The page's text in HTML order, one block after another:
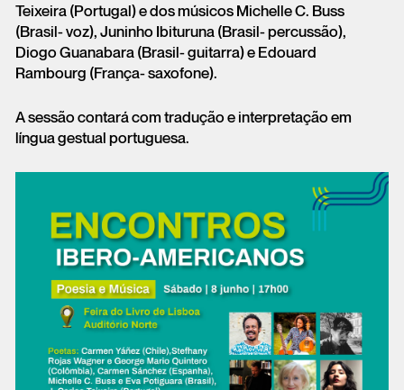
Teixeira (Portugal) e dos músicos Michelle C. Buss
(Brasil- voz), Juninho Ibituruna (Brasil- percussão),
Diogo Guanabara (Brasil- guitarra) e Edouard
Rambourg (França- saxofone).
A sessão contará com tradução e interpretação em
língua gestual portuguesa.